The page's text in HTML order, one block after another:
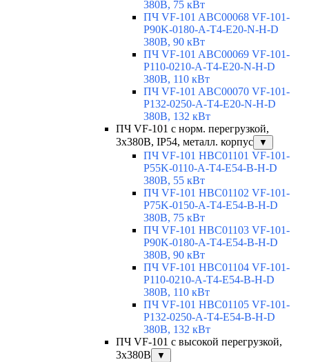
380В, 75 кВт
ПЧ VF-101 ABC00068 VF-101-
P90K-0180-A-T4-E20-N-H-D
380В, 90 кВт
ПЧ VF-101 ABC00069 VF-101-
P110-0210-A-T4-E20-N-H-D
380В, 110 кВт
ПЧ VF-101 ABC00070 VF-101-
P132-0250-A-T4-E20-N-H-D
380В, 132 кВт
ПЧ VF-101 с норм. перегрузкой,
3х380В, IP54, металл. корпус
▼
ПЧ VF-101 HBC01101 VF-101-
P55K-0110-A-T4-E54-B-H-D
380В, 55 кВт
ПЧ VF-101 HBC01102 VF-101-
P75K-0150-A-T4-E54-B-H-D
380В, 75 кВт
ПЧ VF-101 HBC01103 VF-101-
P90K-0180-A-T4-E54-B-H-D
380В, 90 кВт
ПЧ VF-101 HBC01104 VF-101-
P110-0210-A-T4-E54-B-H-D
380В, 110 кВт
ПЧ VF-101 HBC01105 VF-101-
P132-0250-A-T4-E54-B-H-D
380В, 132 кВт
ПЧ VF-101 с высокой перегрузкой,
3x380В
▼